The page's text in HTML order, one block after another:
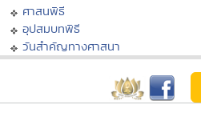
ศาสนพิธี
อุปสมบทพิธี
วันสำคัญทางศาสนา